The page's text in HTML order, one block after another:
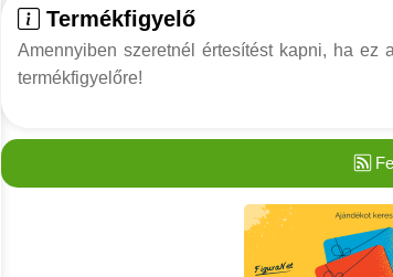
Termékfigyelő
Amennyiben szeretnél értesítést kapni, ha ez
termékfigyelőre!